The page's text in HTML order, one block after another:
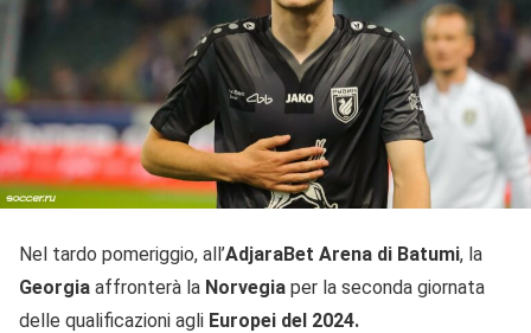
Nel tardo pomeriggio, all’AdjaraBet Arena di Batumi, la
Georgia affronterà la Norvegia per la seconda giornata
delle qualificazioni agli Europei del 2024.